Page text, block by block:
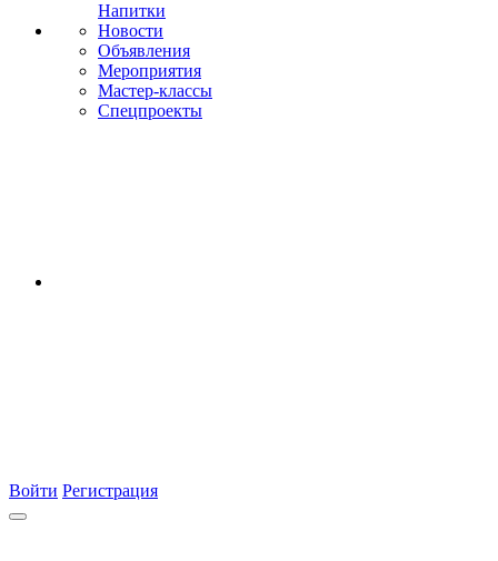
Напитки
Новости
Объявления
Мероприятия
Мастер-классы
Спецпроекты
Войти Регистрация